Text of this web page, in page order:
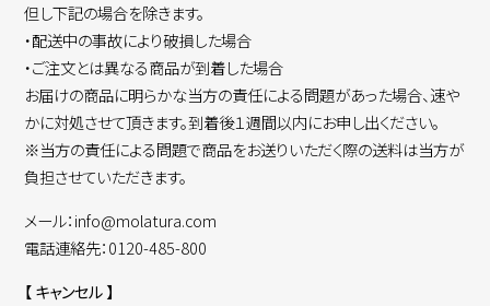
但し下記の場合を除きます。
・配送中の事故により破損した場合
・ご注文とは異なる商品が到着した場合
お届けの商品に明らかな当方の責任による問題があった場合、速や
かに対処させて頂きます。到着後１週間以内にお申し出ください。
※当方の責任による問題で商品をお送りいただく際の送料は当方が
負担させていただきます。
メール：info@molatura.com
電話連絡先：0120-485-800
【 キャンセル 】